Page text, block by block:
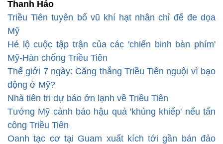
Thanh Hảo
Triều Tiên tuyên bố vũ khí hạt nhân chỉ để đe dọa
Mỹ
Hé lộ cuộc tập trận của các 'chiến binh bàn phím'
Mỹ-Hàn chống Triều Tiên
Thế giới 7 ngày: Căng thẳng Triều Tiên nguội vì bạo
động ở Mỹ?
Nhà tiên tri dự báo ớn lạnh về Triều Tiên
Tướng Mỹ cảnh báo hậu quả 'khủng khiếp' nếu tấn
công Triều Tiên
Oanh tạc cơ tại Guam xuất kích tới gần bán đảo